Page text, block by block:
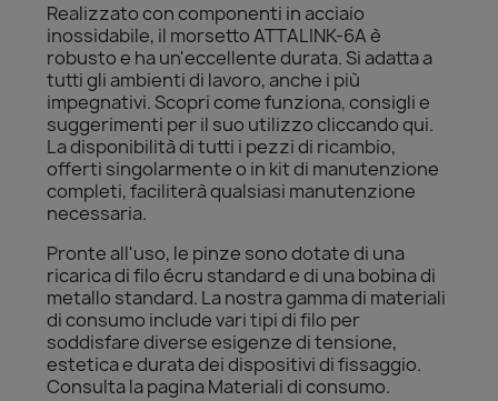
Realizzato con componenti in acciaio
inossidabile, il morsetto ATTALINK-6A è
robusto e ha un'eccellente durata. Si adatta a
tutti gli ambienti di lavoro, anche i più
impegnativi. Scopri come funziona, consigli e
suggerimenti per il suo utilizzo cliccando qui.
La disponibilità di tutti i pezzi di ricambio,
offerti singolarmente o in kit di manutenzione
completi, faciliterà qualsiasi manutenzione
necessaria.
Pronte all'uso, le pinze sono dotate di una
ricarica di filo écru standard e di una bobina di
metallo standard. La nostra gamma di materiali
di consumo include vari tipi di filo per
soddisfare diverse esigenze di tensione,
estetica e durata dei dispositivi di fissaggio.
Consulta la pagina Materiali di consumo.